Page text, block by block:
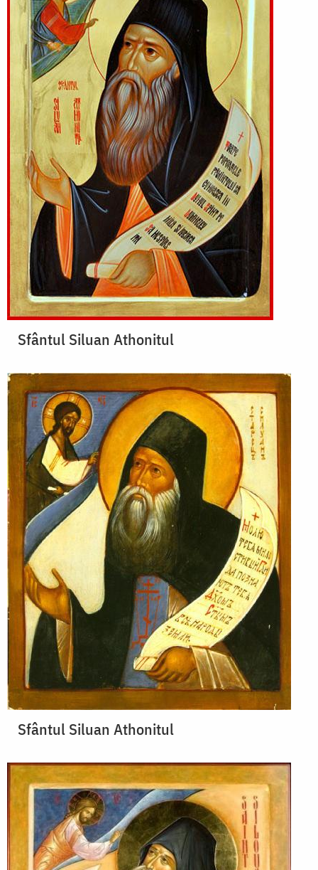
Sfântul Siluan Athonitul
Sfântul Siluan Athonitul